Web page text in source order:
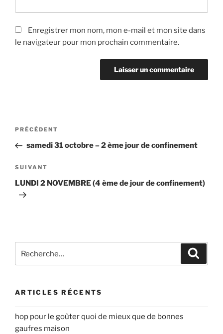
Enregistrer mon nom, mon e-mail et mon site dans
le navigateur pour mon prochain commentaire.
Navigation
l’article
Article
précédent
PRÉCÉDENT
samedi 31 octobre – 2 ème jour de confinement
Article
suivant
SUIVANT
LUNDI 2 NOVEMBRE (4 ème de jour de confinement)
pour
ARTICLES RÉCENTS
hop pour le goûter quoi de mieux que de bonnes
gaufres maison